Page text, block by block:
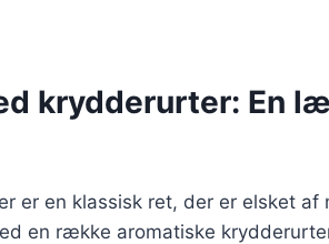
krydderurter: En
er en klassisk ret, der er elsket af
en række aromatiske